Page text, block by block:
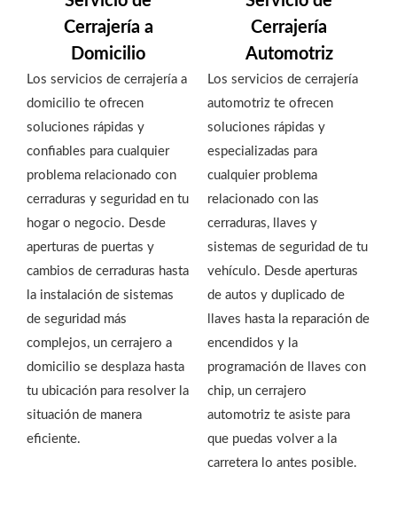
Cerrajería a
Domicilio
Los servicios de cerrajería a
domicilio te ofrecen
soluciones rápidas y
confiables para cualquier
problema relacionado con
cerraduras y seguridad en tu
hogar o negocio. Desde
aperturas de puertas y
cambios de cerraduras hasta
la instalación de sistemas
de seguridad más
complejos, un cerrajero a
domicilio se desplaza hasta
tu ubicación para resolver la
situación de manera
eficiente.
Cerrajería
Automotriz
Los servicios de cerrajería
automotriz te ofrecen
soluciones rápidas y
especializadas para
cualquier problema
relacionado con las
cerraduras, llaves y
sistemas de seguridad de tu
vehículo. Desde aperturas
de autos y duplicado de
llaves hasta la reparación de
encendidos y la
programación de llaves con
chip, un cerrajero
automotriz te asiste para
que puedas volver a la
carretera lo antes posible.